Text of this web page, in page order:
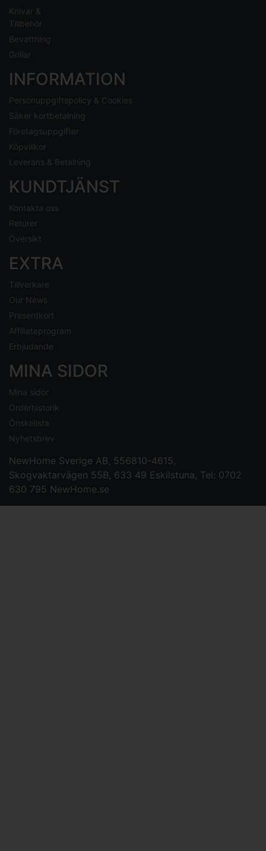
Knivar &
Tillbehör
Bevattning
Grillar
INFORMATION
Personuppgiftspolicy & Cookies
Säker kortbetalning
Företagsuppgifter
Köpvillkor
Leverans & Betalning
KUNDTJÄNST
Kontakta oss
Returer
Översikt
EXTRA
Tillverkare
Our News
Presentkort
Affiliateprogram
Erbjudande
MINA SIDOR
Mina sidor
Orderhistorik
Önskelista
Nyhetsbrev
NewHome Sverige AB, 556810-4615,
Skogvaktarvägen 55B, 633 49 Eskilstuna, Tel: 0702
630 795 NewHome.se